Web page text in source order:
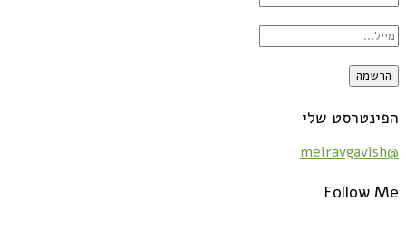
הפינטרסט שלי
@meiravgavish
Follow Me